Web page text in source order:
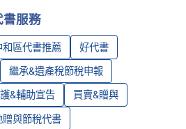
書服務
和區代書推薦 好代書
繼承&遺產稅節稅申報
&輔助宣告 買賣&贈與
贈與節稅代書